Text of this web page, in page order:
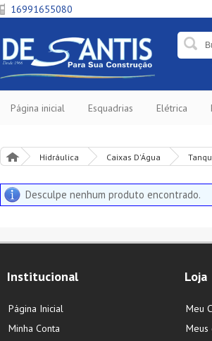
16991655080
Página inicial Esquadrias Elétrica
Hidráulica Caixas D'Água
Desculpe nenhum produto encontrado.
Institucional
Página Inicial
Minha Conta
Loja
Meu
Meus